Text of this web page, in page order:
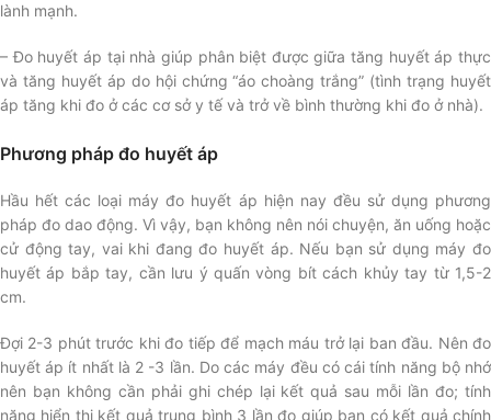
lành mạnh.
– Đo huyết áp tại nhà giúp phân biệt được giữa tăng huyết áp thực
và tăng huyết áp do hội chứng “áo choàng trắng” (tình trạng huyết
áp tăng khi đo ở các cơ sở y tế và trở về bình thường khi đo ở nhà).
Phương pháp đo huyết áp
Hầu hết các loại máy đo huyết áp hiện nay đều sử dụng phương
pháp đo dao động. Vì vậy, bạn không nên nói chuyện, ăn uống hoặc
cử động tay, vai khi đang đo huyết áp. Nếu bạn sử dụng máy đo
huyết áp bắp tay, cần lưu ý quấn vòng bít cách khủy tay từ 1,5-2
cm.
Đợi 2-3 phút trước khi đo tiếp để mạch máu trở lại ban đầu. Nên đo
huyết áp ít nhất là 2 -3 lần. Do các máy đều có cái tính năng bộ nhớ
nên bạn không cần phải ghi chép lại kết quả sau mỗi lần đo; tính
năng hiển thị kết quả trung bình 3 lần đo giúp bạn có kết quả chính